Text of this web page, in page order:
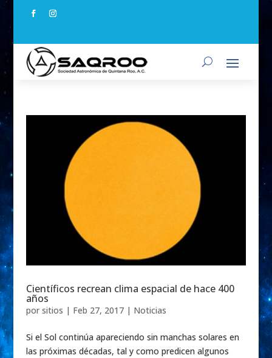
Científicos recrean clima espacial de hace 400
años
por sitios | Feb 27, 2017| Noticias
Si el Sol continúa apareciendo sin manchas solares en
las próximas décadas, tal y como predicen algunos